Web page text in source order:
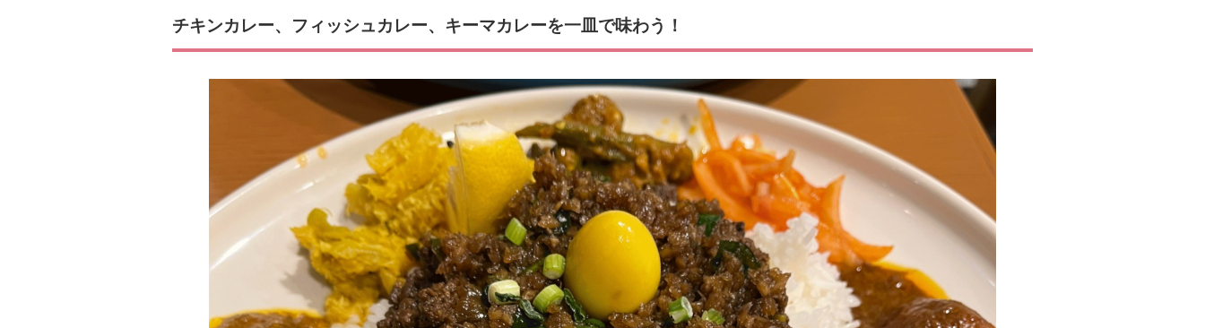
チキンカレー、フィッシュカレー、キーマカレーを一皿で味わう！